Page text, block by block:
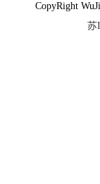
CopyRight
苏